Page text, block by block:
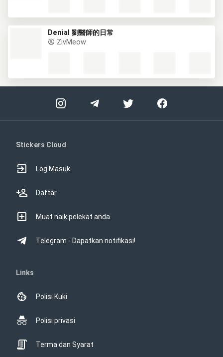
Denial 劉醫師的日常
ZivMeow
Stickers Cloud
Log Masuk
Daftar
Muat naik pelekat anda
Telegram - Dapatkan notifikasi!
Links
Polisi Kuki
Polisi privasi
Terma dan Syarat